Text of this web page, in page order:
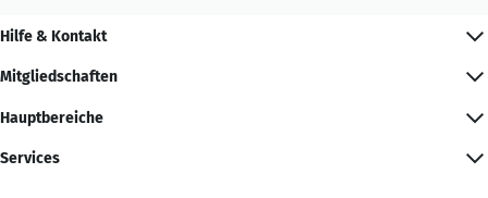
Hilfe & Kontakt
Mitgliedschaften
Hauptbereiche
Services